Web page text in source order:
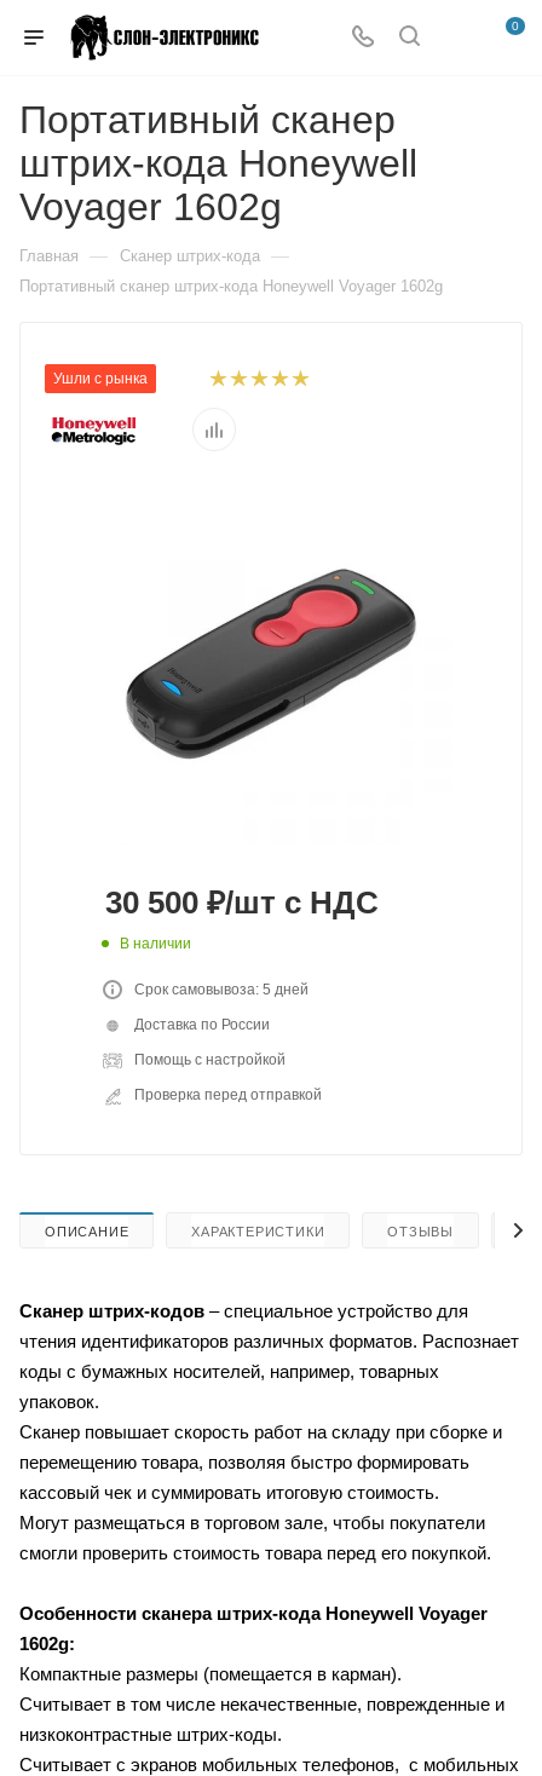
0
Портативный сканер
штрих-кода Honeywell
Voyager 1602g
Главная — Сканер штрих-кода —
Портативный сканер штрих-кода Honeywell Voyager 1602g
Ушли с рынка
30 500 ₽/шт с НДС
В наличии
Срок самовывоза: 5 дней
Доставка по России
Помощь с настройкой
Проверка перед отправкой
ОПИСАНИЕ ХАРАКТЕРИСТИКИ ОТЗЫВЫ
Сканер штрих-кодов – специальное устройство для
чтения идентификаторов различных форматов. Распознает
коды с бумажных носителей, например, товарных
упаковок.
Сканер повышает скорость работ на складу при сборке и
перемещению товара, позволяя быстро формировать
кассовый чек и суммировать итоговую стоимость.
Могут размещаться в торговом зале, чтобы покупатели
смогли проверить стоимость товара перед его покупкой.
Особенности сканера штрих-кода Honeywell Voyager
1602g:
Компактные размеры (помещается в карман).
Считывает в том числе некачественные, поврежденные и
низкоконтрастные штрих-коды.
Считывает с экранов мобильных телефонов, с мобильных